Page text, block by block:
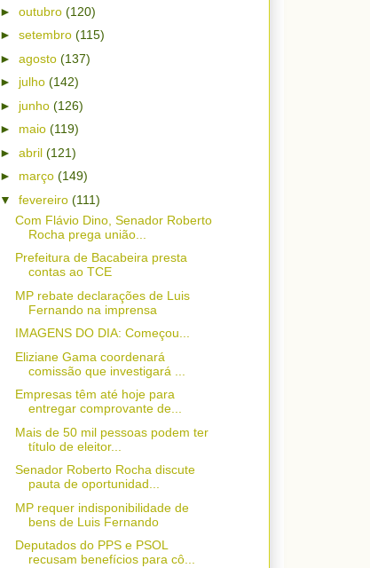
► outubro (120)
► setembro (115)
► agosto (137)
► julho (142)
► junho (126)
► maio (119)
► abril (121)
► março (149)
▼ fevereiro (111)
Com Flávio Dino, Senador Roberto
Rocha prega união...
Prefeitura de Bacabeira presta
contas ao TCE
MP rebate declarações de Luis
Fernando na imprensa
IMAGENS DO DIA: Começou...
Eliziane Gama coordenará
comissão que investigará ...
Empresas têm até hoje para
entregar comprovante de...
Mais de 50 mil pessoas podem ter
título de eleitor...
Senador Roberto Rocha discute
pauta de oportunidad...
MP requer indisponibilidade de
bens de Luis Fernando
Deputados do PPS e PSOL
recusam benefícios para cô...